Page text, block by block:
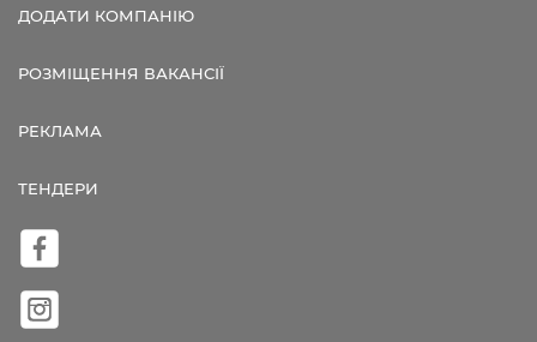
ДОДАТИ КОМПАНІЮ
РОЗМІЩЕННЯ ВАКАНСІЇ
РЕКЛАМА
ТЕНДЕРИ